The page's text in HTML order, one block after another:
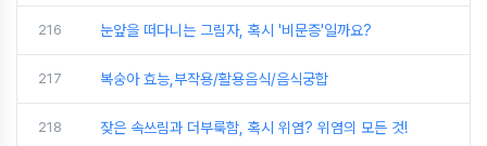
216 눈앞을 떠다니는 그림자, 혹시 '비문증'일까요?
217 복숭아 효능,부작용/활용음식/음식궁합
218 잦은 속쓰림과 더부룩함, 혹시 위염? 위염의 모든 것!